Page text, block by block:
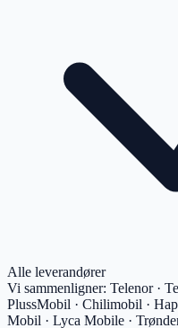
Alle leverandører
Vi sammenligner: Telenor ·
PlussMobil · Chilimobil ·
Mobil · Lyca Mobile ·